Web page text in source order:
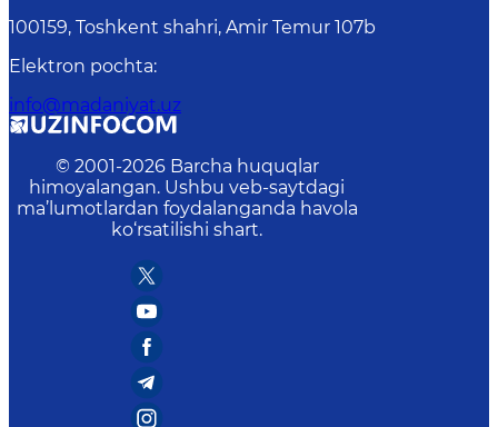
100159, Toshkent shahri, Amir Temur 107b
Elektron pochta:
info@madaniyat.uz
© 2001-2026 Barcha huquqlar
himoyalangan. Ushbu veb-saytdagi
ma’lumotlardan foydalanganda havola
ko‘rsatilishi shart.